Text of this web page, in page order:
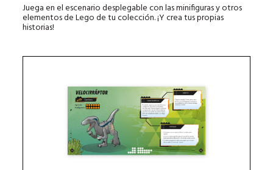
Juega en el escenario desplegable con las minifiguras y otros
elementos de Lego de tu colección. ¡Y crea tus propias
historias!